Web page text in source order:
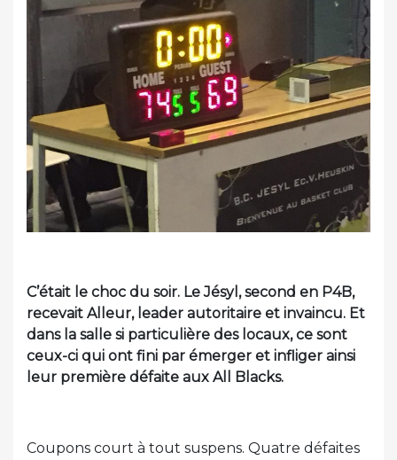
C’était le choc du soir. Le Jésyl, second en P4B,
recevait Alleur, leader autoritaire et invaincu. Et
dans la salle si particulière des locaux, ce sont
ceux-ci qui ont fini par émerger et infliger ainsi
leur première défaite aux All Blacks.
Coupons court à tout suspens. Quatre défaites